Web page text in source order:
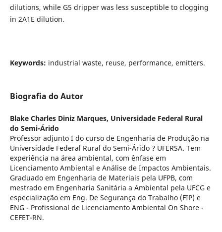
dilutions, while G5 dripper was less susceptible to clogging
in 2A1E dilution.
Keywords: industrial waste, reuse, performance, emitters.
Biografia do Autor
Blake Charles Diniz Marques, Universidade Federal Rural
do Semi-Árido
Professor adjunto I do curso de Engenharia de Produção na
Universidade Federal Rural do Semi-Árido ? UFERSA. Tem
experiência na área ambiental, com ênfase em
Licenciamento Ambiental e Análise de Impactos Ambientais.
Graduado em Engenharia de Materiais pela UFPB, com
mestrado em Engenharia Sanitária a Ambiental pela UFCG e
especialização em Eng. De Segurança do Trabalho (FIP) e
ENG - Profissional de Licenciamento Ambiental On Shore -
CEFET-RN.